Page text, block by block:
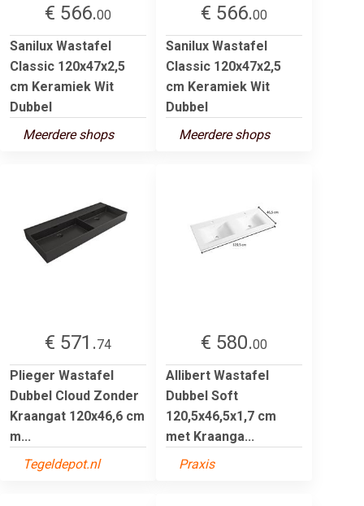
€ 566.00
Sanilux Wastafel
Classic 120x47x2,5
cm Keramiek Wit
Dubbel
Meerdere shops
€ 566.00
Sanilux Wastafel
Classic 120x47x2,5
cm Keramiek Wit
Dubbel
Meerdere shops
€ 571.74
Plieger Wastafel
Dubbel Cloud Zonder
Kraangat 120x46,6 cm
m...
Tegeldepot.nl
€ 580.00
Allibert Wastafel
Dubbel Soft
120,5x46,5x1,7 cm
met Kraanga...
Praxis